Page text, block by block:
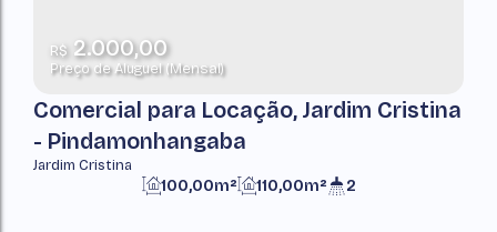
R$2.000,00
Preço de Aluguel (Mensal)
Comercial para Locação, Jardim Cristina
- Pindamonhangaba
Jardim Cristina
2
100,00m² 110,00m²